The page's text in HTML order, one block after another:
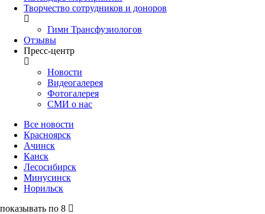
Творчество сотрудников и доноров
Гимн Трансфузиологов
Отзывы
Пресс-центр
Новости
Видеогалерея
Фотогалерея
СМИ о нас
Все новости
Красноярск
Ачинск
Канск
Лесосибирск
Минусинск
Норильск
показывать по 8